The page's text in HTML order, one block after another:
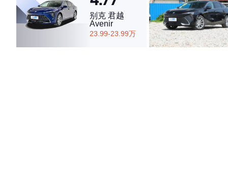
别克 君越
Avenir
23.99-23.99万